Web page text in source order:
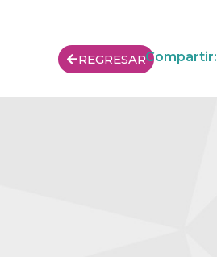
REGRESARCompartir: